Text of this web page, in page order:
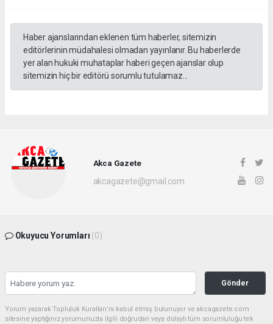
Haber ajanslarından eklenen tüm haberler, sitemizin
editörlerinin müdahalesi olmadan yayınlanır. Bu haberlerde
yer alan hukuki muhataplar haberi geçen ajanslar olup
sitemizin hiç bir editörü sorumlu tutulamaz...
Akca Gazete
akcagazete@gmail.com
Okuyucu Yorumları (0)
Gönder
Yorum yazarak Topluluk Kuralları’nı kabul etmiş bulunuyor ve akcagazete.com
sitesine yaptığınız yorumunuzla ilgili doğrudan veya dolaylı tüm sorumluluğu tek